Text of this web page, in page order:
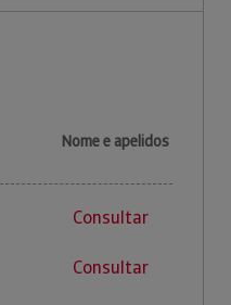
Nome e apelidos
Consultar
Consultar